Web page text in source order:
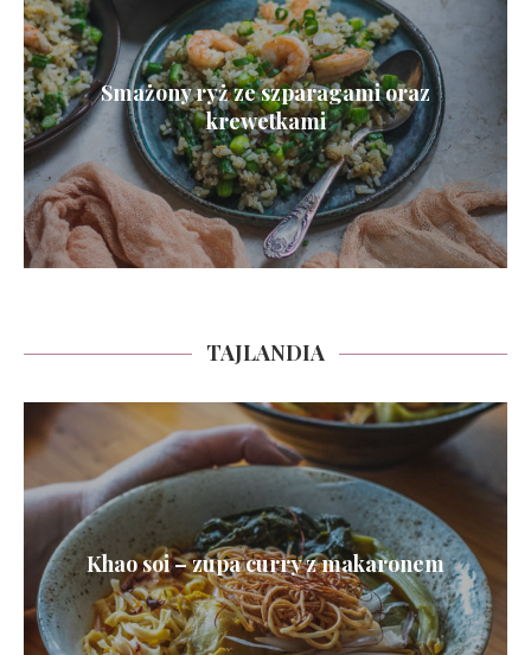
Smażony ryż ze szparagami oraz
krewetkami
TAJLANDIA
Khao soi – zupa curry z makaronem